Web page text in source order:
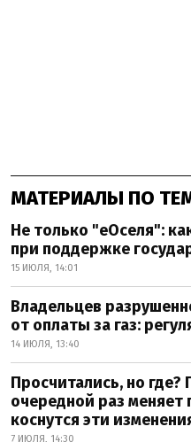
МАТЕРИАЛЫ ПО
Не только "еОселя":
при поддержке
15 ИЮЛЯ, 14:01
Владельцев
от оплаты за газ:
14 ИЮЛЯ, 13:40
Просчитались, но где?
очередной раз меняет
коснутся эти
7 ИЮЛЯ, 14:30